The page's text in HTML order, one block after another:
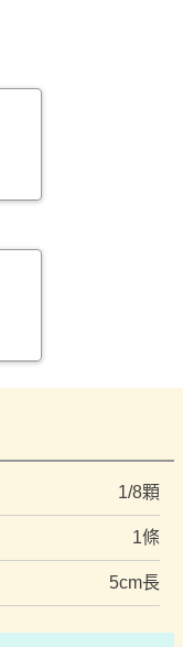
1/8顆
1條
5cm長